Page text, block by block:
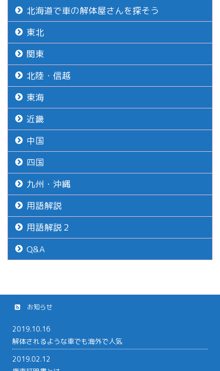
北海道で車の解体屋さんを探そう
東北
関東
北陸・信越
東海
近畿
中国
四国
九州・沖縄
用語解説
用語解説２
Q&A
お知らせ
2019.10.16
解体されるような車でも海外で人気
2019.02.12